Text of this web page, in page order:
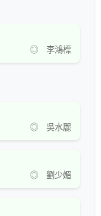
◎ 李鴻標
◎ 吳水麗
◎ 劉少媚